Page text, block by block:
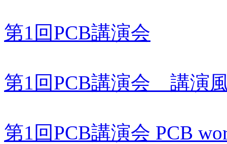
第1回PCB講演会
第1回PCB講演会 講演
第1回PCB講演会 PCB